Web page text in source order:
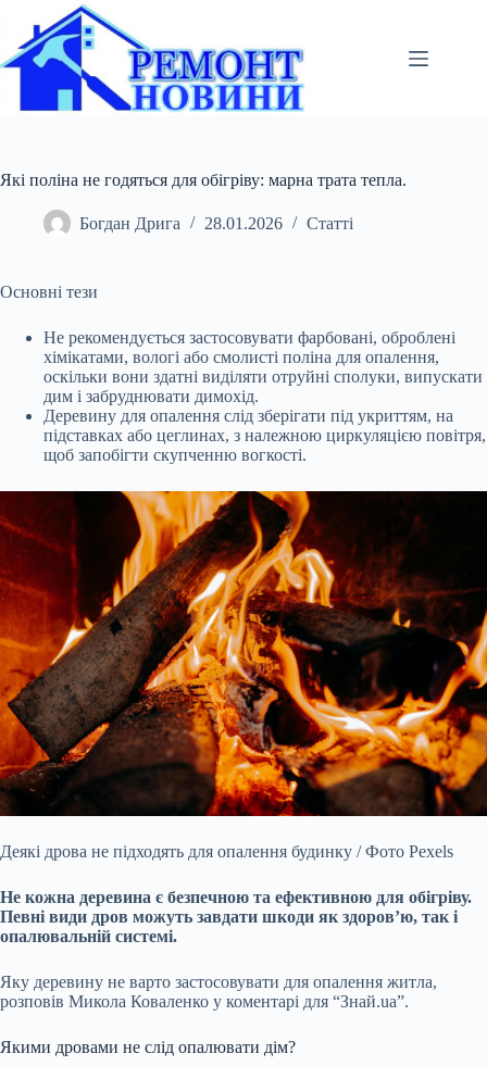
вмісту
Які поліна не годяться для обігріву: марна трата тепла.
Богдан Дрига 28.01.2026 Статті
Основні тези
Не рекомендується застосовувати фарбовані, оброблені
хімікатами, вологі або смолисті поліна для опалення,
оскільки вони здатні виділяти отруйні сполуки, випускати
дим і забруднювати димохід.
Деревину для опалення слід зберігати під укриттям, на
підставках або цеглинах, з належною циркуляцією повітря,
щоб запобігти скупченню вогкості.
Деякі дрова не підходять для опалення будинку / Фото Pexels
Не кожна деревина є безпечною та ефективною для обігріву.
Певні види дров можуть завдати шкоди як здоров’ю, так і
опалювальній системі.
Яку деревину не варто застосовувати для опалення житла,
розповів Микола Коваленко у коментарі для “Знай.ua”.
Якими дровами не слід опалювати дім?